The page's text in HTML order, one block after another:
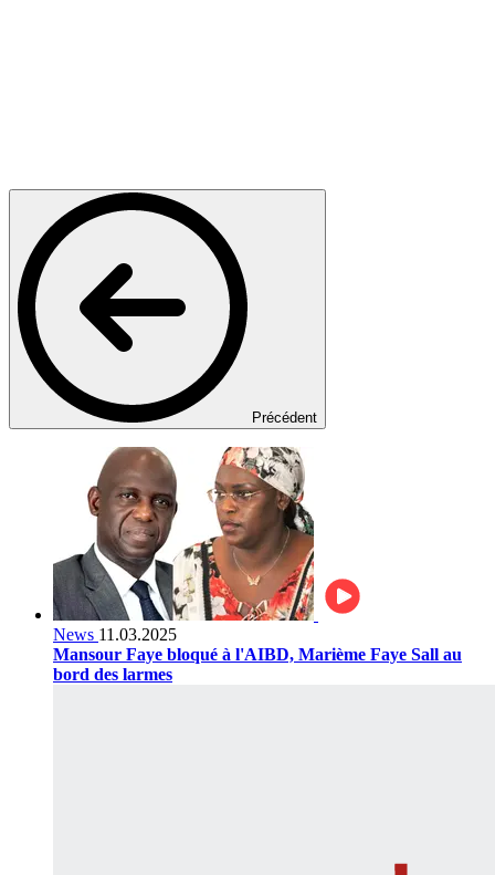
Précédent
News 11.03.2025
Mansour Faye bloqué à l'AIBD, Marième Faye Sall au
bord des larmes